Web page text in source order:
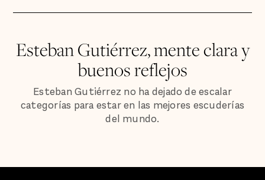
Esteban Gutiérrez, mente clara y
buenos reflejos
Esteban Gutiérrez no ha dejado de escalar
categorías para estar en las mejores escuderías
del mundo.